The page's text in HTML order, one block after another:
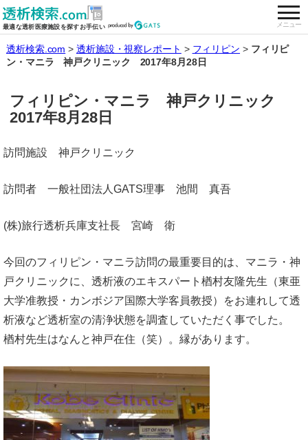
最適な透析医療施設を探すお手伝い メニュー
全国の透析施設を検索する
透析検索.com 透析施設・視察レポート フィリピン
フィリピ
ン・マニラ 神戸クリニック 2017年8月28日
フィリピン・マニラ 神戸クリニック
2017年8月28日
訪問施設 神戸クリニック
訪問者 一般社団法人GATS理事 池間 真吾
(株)旅行透析兵庫支社長 宮崎 衛
今回のフィリピン・マニラ訪問の最重要目的は、マニラ・神
戸クリニックに、透析液のエキスパート楢村友隆先生（東亜
大学准教授・カンボジア国際大学客員教授）をお連れして透
析液など透析室の清浄状態を調査していただく事でした。
楢村先生はなんと神戸在住（笑）。縁があります。